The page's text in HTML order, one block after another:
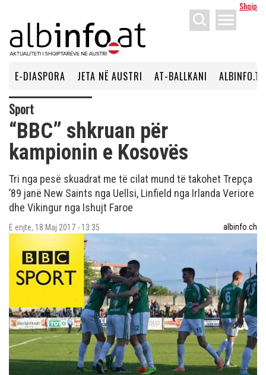
Shqip
menu
E-DIASPORA JETA NË AUSTRI AT-BALLKANI ALBINFO.TV
Sport
“BBC” shkruan për
kampionin e Kosovës
Tri nga pesë skuadrat me të cilat mund të takohet Trepça
’89 janë New Saints nga Uellsi, Linfield nga Irlanda Veriore
dhe Vikingur nga Ishujt Faroe
E enjte, 18 Maj 2017 - 13:35 albinfo.ch